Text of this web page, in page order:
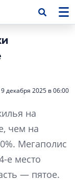
декабря 2025 в 06:00
на
чем на
Мегаполис
е место
— пятое.